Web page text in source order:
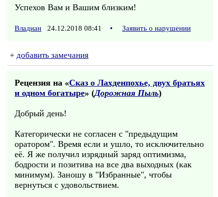
Успехов Вам и Вашим близким!
Владиан 24.12.2018 08:41 • Заявить о нарушении
+ добавить замечания
Рецензия на «Сказ о Лахденпохье, двух братьях
и одном богатыре» (Дорожная Пыль)
Добрый день!
Категорически не согласен с "предыдущим
оратором". Время если и ушло, то исключительно
её. Я же получил изрядный заряд оптимизма,
бодрости и позитива на все два выходных (как
минимум). Заношу в "Избранные", чтобы
вернуться с удовольствием.